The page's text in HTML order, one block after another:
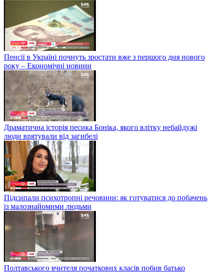
Пенсії в Україні почнуть зростати вже з першого дня нового
року – Економічні новини
Драматична історія песика Боніка, якого влітку небайдужі
люди врятували від загибелі
Підсипали психотропні речовини: як готуватися до побачень
із малознайомими людьми
Полтавського вчителя початкових класів побив батько